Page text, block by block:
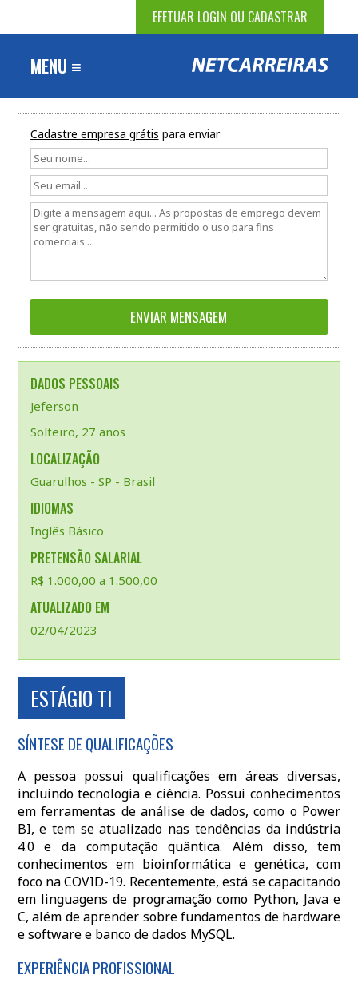
EFETUAR LOGIN OU CADASTRAR
MENU ≡
Cadastre empresa grátis para enviar
DADOS PESSOAIS
Jeferson
Solteiro, 27 anos
LOCALIZAÇÃO
Guarulhos - SP - Brasil
IDIOMAS
Inglês Básico
PRETENSÃO SALARIAL
R$ 1.000,00 a 1.500,00
ATUALIZADO EM
02/04/2023
ESTÁGIO TI
SÍNTESE DE QUALIFICAÇÕES
A pessoa possui qualificações em áreas diversas,
incluindo tecnologia e ciência. Possui conhecimentos
em ferramentas de análise de dados, como o Power
BI, e tem se atualizado nas tendências da indústria
4.0 e da computação quântica. Além disso, tem
conhecimentos em bioinformática e genética, com
foco na COVID-19. Recentemente, está se capacitando
em linguagens de programação como Python, Java e
C, além de aprender sobre fundamentos de hardware
e software e banco de dados MySQL.
EXPERIÊNCIA PROFISSIONAL